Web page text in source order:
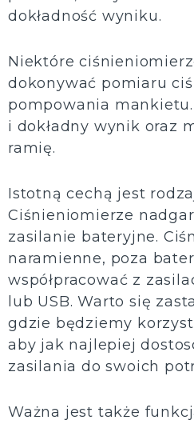
dokładność wyniku.
Niektóre
dokonywać pomiaru
pompowania
i dokładny wynik oraz
ramię.
Istotną cechą jest
Ciśnieniomierze
zasilanie bateryjne.
naramienne, poza
współpracować z
lub USB. Warto się
gdzie będziemy
aby jak najlepiej
zasilania do swoich
Ważna jest także